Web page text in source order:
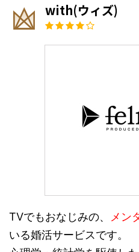
with(ウィズ)
TVでもおなじみの、 メン
いる婚活サービスです。